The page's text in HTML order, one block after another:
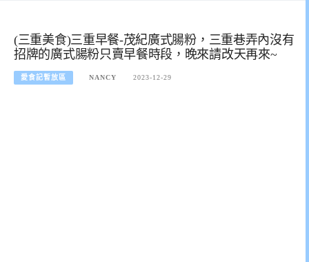
(三重美食)三重早餐-茂紀廣式腸粉，三重巷弄內沒有
招牌的廣式腸粉只賣早餐時段，晚來請改天再來~
愛食記暫放區 NANCY 2023-12-29